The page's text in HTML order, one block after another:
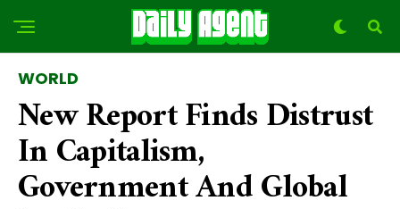
WORLD
New Report Finds Distrust
In Capitalism,
Government And Global